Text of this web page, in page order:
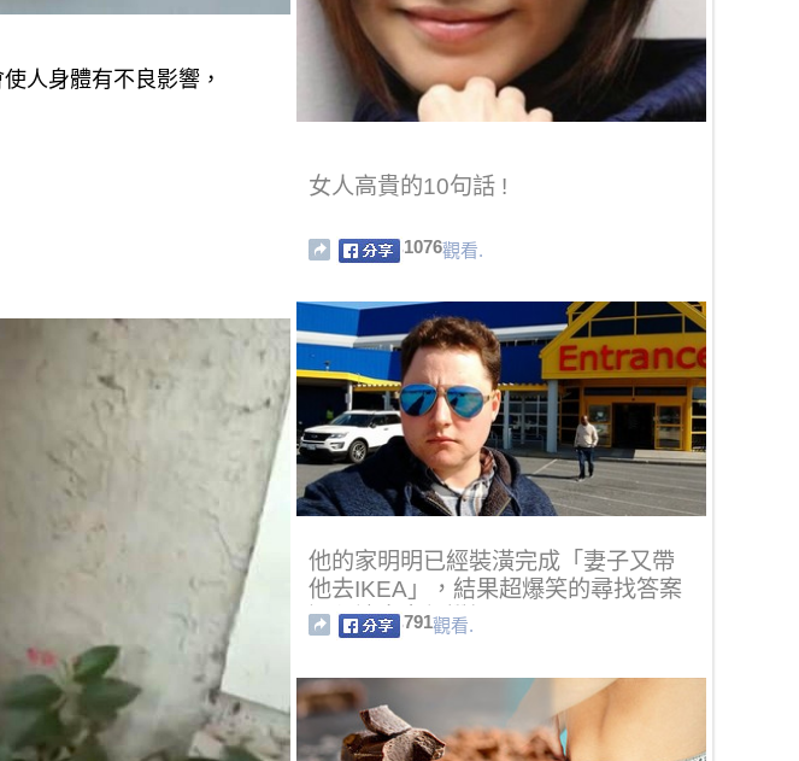
人身體有不良影響，
女人高貴的10句話 !
1076觀看.
他的家明明已經裝潢完成「妻子又帶
他去IKEA」，結果超爆笑的尋找答案
過程讓大家都讚爆了！
791觀看.